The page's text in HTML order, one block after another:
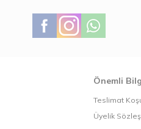
Önemli
Teslimat
Üyelik